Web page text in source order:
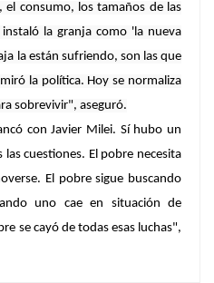
el consumo, los tamaños de las
la granja como 'la nueva
la están sufriendo, son las que
la política. Hoy se normaliza
sobrevivir", aseguró.
con Javier Milei. Sí hubo un
las cuestiones. El pobre necesita
El pobre sigue buscando
uno cae en situación de
se cayó de todas esas luchas",